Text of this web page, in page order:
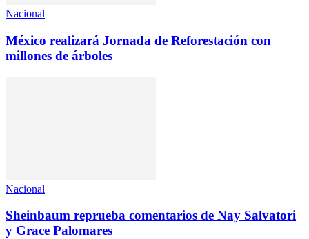
Nacional
México realizará Jornada de Reforestación con
millones de árboles
Nacional
Sheinbaum reprueba comentarios de Nay Salvatori
y Grace Palomares